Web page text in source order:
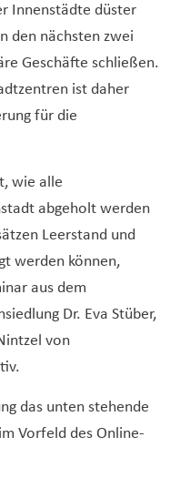
Innenstädte düster
den nächsten zwei
Geschäfte schließen.
ist daher
für die
wie alle
abgeholt werden
Leerstand und
werden können,
aus dem
Dr. Eva Stüber,
von
das unten stehende
Vorfeld des Online-